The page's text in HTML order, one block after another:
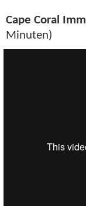
Cape Coral
Minuten)